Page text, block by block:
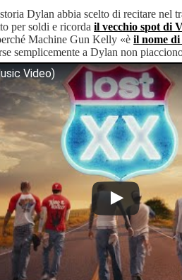
Dylan abbia scelto di recitare nel
per soldi e ricordail vecchio spot di
Machine Gun Kelly «èil nome di
semplicemente a Dylan non
Video)